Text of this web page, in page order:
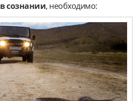
в сознании, необходимо: